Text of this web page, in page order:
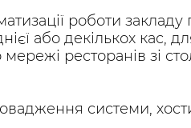
роботи закладу
або декількох кас,
ресторанів зі
системи,